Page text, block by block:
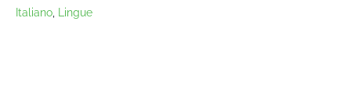
Italiano
Lingue